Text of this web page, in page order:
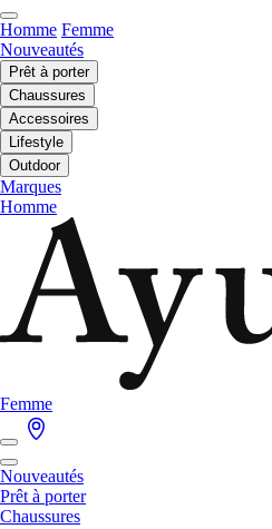
Homme Femme
Nouveautés
Prêt à porter
Chaussures
Accessoires
Lifestyle
Outdoor
Marques
Homme
Femme
Nouveautés
Prêt à porter
Chaussures